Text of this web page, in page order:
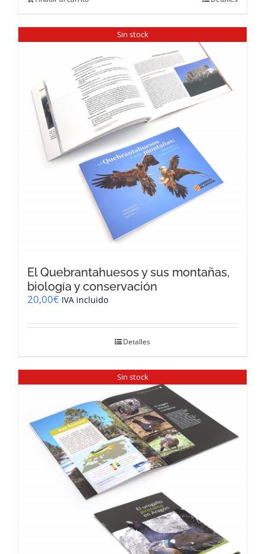
Sin stock
El Quebrantahuesos y sus montañas,
biología y conservación
20,00€ IVA incluido
Detalles
Sin stock